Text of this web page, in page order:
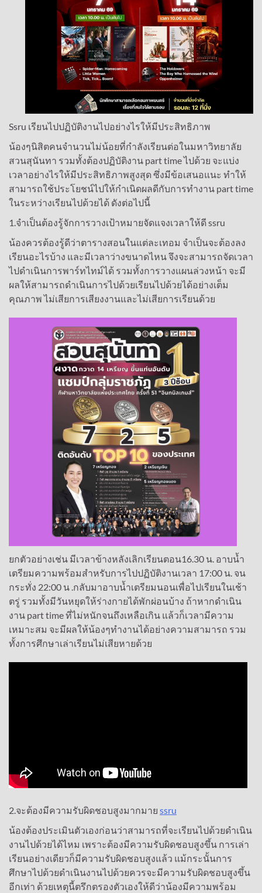
Ssru เรียนไปปฏิบัติงานไปอย่างไรให้มีประสิทธิภาพ
น้องๆนิสิตคนจำนวนไม่น้อยที่กำลังเรียนต่อในมหาวิทยาลัย
สวนสุนันทา รวมทั้งต้องปฏิบัติงาน part time ไปด้วย จะแบ่ง
เวลาอย่างไรให้มีประสิทธิภาพสูงสุด ซึ่งมีข้อเสนอแนะ ทำให้
สามารถใช้ประโยชน์ไปให้กำเนิดผลดีกับการทำงาน part time
ในระหว่างเรียนไปด้วยได้ ดังต่อไปนี้
1.จำเป็นต้องรู้จักการวางเป้าหมายจัดแจงเวลาให้ดี ssru
น้องควรต้องรู้ดีว่าตารางสอนในแต่ละเทอม จำเป็นจะต้องลง
เรียนอะไรบ้าง และมีเวลาว่างขนาดไหน จึงจะสามารถจัดเวลา
ไปดำเนินการพาร์ทไทม์ได้ รวมทั้งการวางแผนล่วงหน้า จะมี
ผลให้สามารถดำเนินการไปด้วยเรียนไปด้วยได้อย่างเต็ม
คุณภาพ ไม่เสียการเสียงงานและไม่เสียการเรียนด้วย
ยกตัวอย่างเช่น มีเวลาข้างหลังเลิกเรียนตอน16.30 น. อาบน้ำ
เตรียมความพร้อมสำหรับการไปปฏิบัติงานเวลา 17:00 น. จน
กระทั่ง 22:00 น .กลับมาอาบน้ำเตรียมนอนเพื่อไปเรียนในเช้า
ตรู่ รวมทั้งมีวันหยุดให้ร่างกายได้พักผ่อนบ้าง ถ้าหากดำเนิน
งาน part time ที่ไม่หนักจนถึงเหลือเกิน แล้วก็เวลามีความ
เหมาะสม จะมีผลให้น้องๆทำงานได้อย่างความสามารถ รวม
ทั้งการศึกษาเล่าเรียนไม่เสียหายด้วย
2.จะต้องมีความรับผิดชอบสูงมากมาย ssru
น้องต้องประเมินตัวเองก่อนว่าสามารถที่จะเรียนไปด้วยดำเนิน
งานไปด้วยได้ไหม เพราะต้องมีความรับผิดชอบสูงขึ้น การเล่า
เรียนอย่างเดียวก็มีความรับผิดชอบสูงแล้ว แม้กระนั้นการ
ศึกษาไปด้วยดำเนินงานไปด้วยควรจะมีความรับผิดชอบสูงขึ้น
อีกเท่า ด้วยเหตุนี้ตรึกตรองตัวเองให้ดีว่าน้องมีความพร้อม